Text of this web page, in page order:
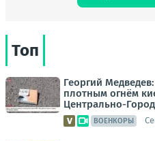
Топ
Георгий
плотным огнём
Центрально-
ВОЕНКОРЫ